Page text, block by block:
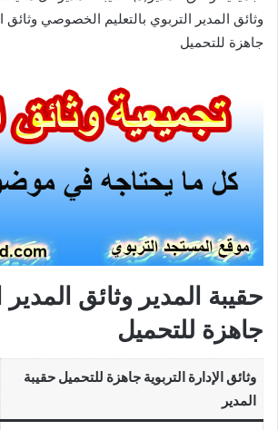
وثائق المدير التربوي بالتعليم الخصوصي وثائق
جاهزة للتحميل
حقيبة المدير وثائق المدير
جاهزة للتحميل
وثائق الإدارة التربوية جاهزة للتحميل حقيبة
المدير